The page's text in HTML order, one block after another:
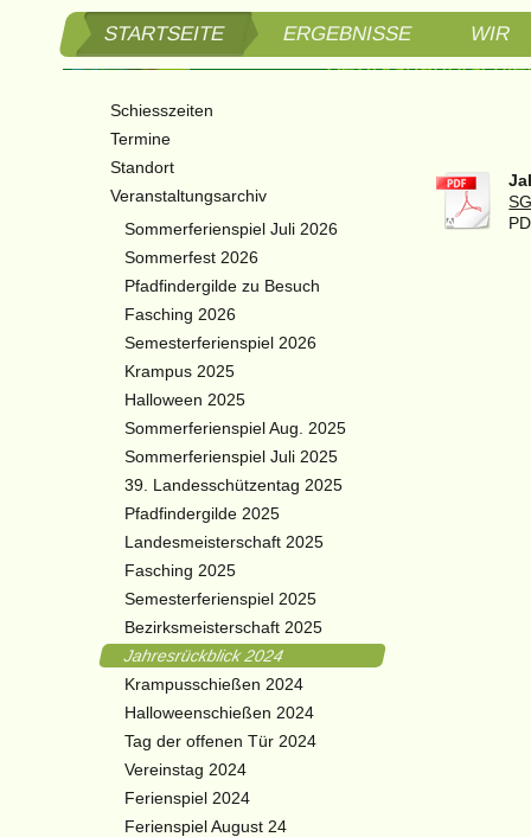
STARTSEITE ERGEBNISSE WIR
3.
Schiesszeiten
Termine
Standort
Veranstaltungsarchiv
Sommerferienspiel Juli 2026
Sommerfest 2026
Pfadfindergilde zu Besuch
Fasching 2026
Semesterferienspiel 2026
Krampus 2025
Halloween 2025
Sommerferienspiel Aug. 2025
Sommerferienspiel Juli 2025
39. Landesschützentag 2025
Pfadfindergilde 2025
Landesmeisterschaft 2025
Fasching 2025
Semesterferienspiel 2025
Bezirksmeisterschaft 2025
Jahresrückblick 2024
Krampusschießen 2024
Halloweenschießen 2024
Tag der offenen Tür 2024
Vereinstag 2024
Ferienspiel 2024
Ferienspiel August 24